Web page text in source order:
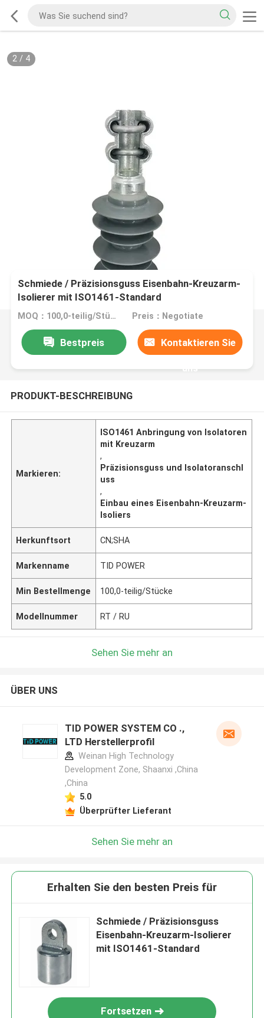
2/ 4
Schmiede / Präzisionsguss Eisenbahn-Kreuzarm-
Isolierer mit ISO1461-Standard
MOQ：100,0-teilig/Stücke Preis：Negotiate
Bestpreis Kontaktieren Sie
uns
PRODUKT-BESCHREIBUNG
Markieren:
ISO1461 Anbringung von Isolatoren
mit Kreuzarm
,
Präzisionsguss und Isolatoranschl
uss
,
Einbau eines Eisenbahn-Kreuzarm-
Isoliers
Herkunftsort CN;SHA
Markenname TID POWER
Min Bestellmenge 100,0-teilig/Stücke
Modellnummer RT / RU
Sehen Sie mehr an
ÜBER UNS
TID POWER SYSTEM CO .,
LTD Herstellerprofil
Weinan High Technology
Development Zone, Shaanxi ,China
,China
5.0
Überprüfter Lieferant
Sehen Sie mehr an
Erhalten Sie den besten Preis für
Schmiede / Präzisionsguss
Eisenbahn-Kreuzarm-Isolierer
mit ISO1461-Standard
Fortsetzen